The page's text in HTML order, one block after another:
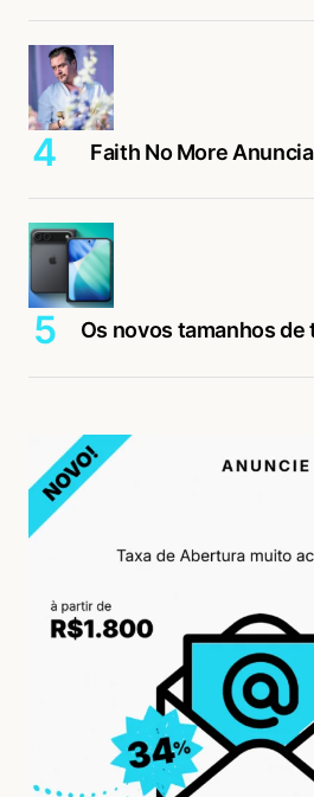
Faith No More
Os novos tamanhos